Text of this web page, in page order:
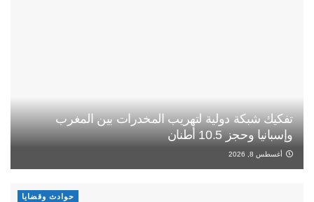
تفكيك شبكة دولية لتهريب المخدرات بين المغرب
وإسبانيا وحجز 10.5 أطنان
أغسطس 8, 2026
حوادث وقضايا